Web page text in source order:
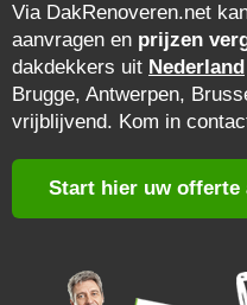
Via DakRenoveren.net
aanvragen en prijzen
dakdekkers uit Nederland
Brugge, Antwerpen,
vrijblijvend. Kom in
Start hier uw offerte